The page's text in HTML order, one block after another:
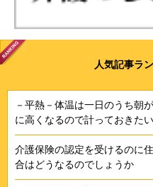
人気記事ラ
－平熱－体温は一日のうち朝
に高くなるので計っておきた
介護保険の認定を受けるのに
合はどうなるのでしょうか